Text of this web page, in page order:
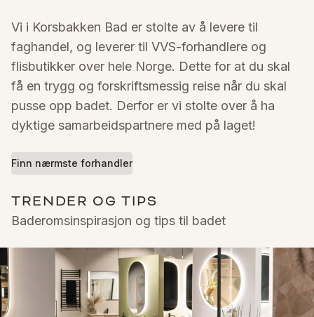
Vi i Korsbakken Bad er stolte av å levere til
faghandel, og leverer til VVS-forhandlere og
flisbutikker over hele Norge. Dette for at du skal
få en trygg og forskriftsmessig reise når du skal
pusse opp badet. Derfor er vi stolte over å ha
dyktige samarbeidspartnere med på laget!
Finn nærmste forhandler
TRENDER OG TIPS
Baderomsinspirasjon og tips til badet